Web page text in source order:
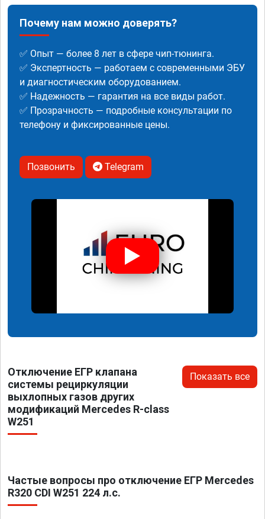
Почему нам можно доверять?
✅ Опыт — более 8 лет в сфере чип-тюнинга.
✅ Экспертность — работаем с современными ЭБУ
и диагностическим оборудованием.
✅ Надежность — гарантия на все виды работ.
✅ Прозрачность — подробные консультации по
телефону и фиксированные цены.
Позвонить Telegram
Отключение ЕГР клапана
системы рециркуляции
выхлопных газов других
модификаций Mercedes R-class
W251
Показать все
Частые вопросы про отключение ЕГР Mercedes
R320 CDI W251 224 л.с.